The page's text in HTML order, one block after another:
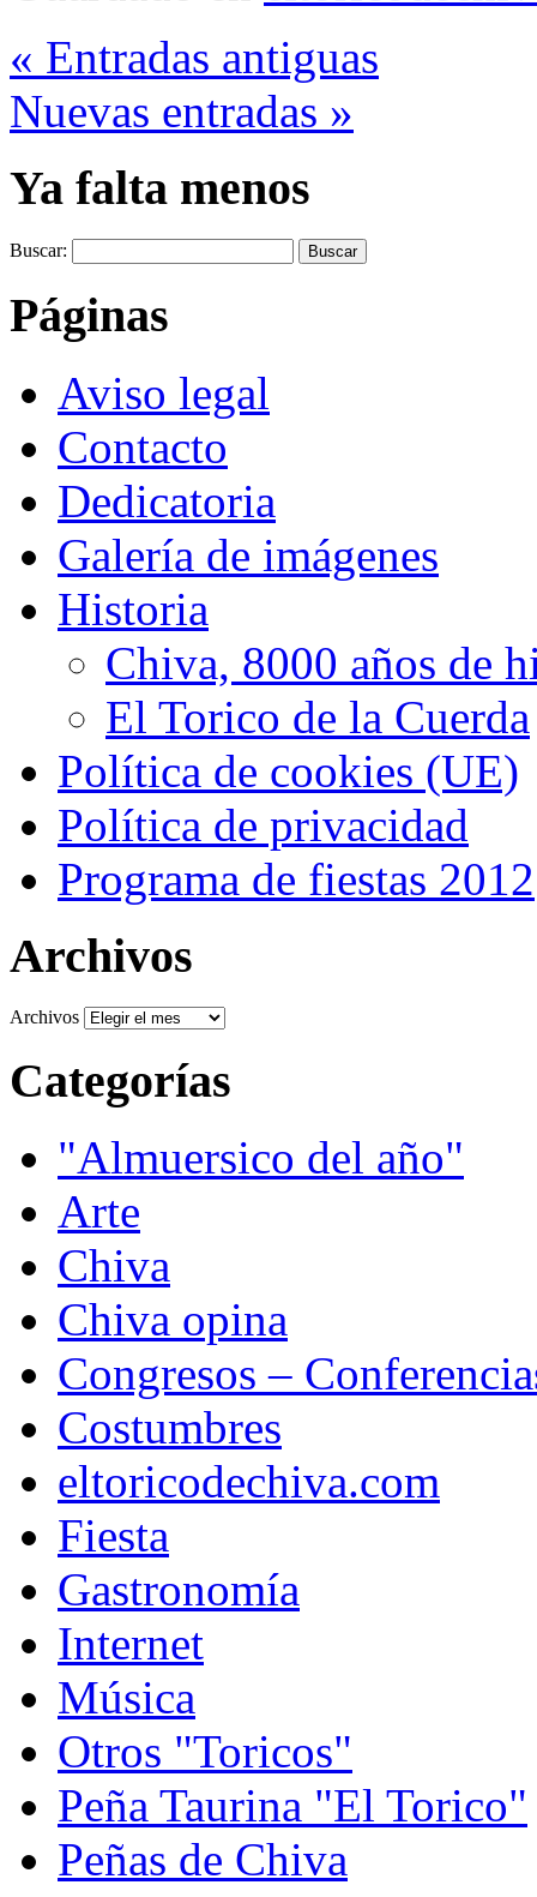
« Entradas antiguas
Nuevas entradas »
Ya falta menos
Buscar:
Páginas
Aviso legal
Contacto
Dedicatoria
Galería de imágenes
Historia
Chiva, 8000 años de
El Torico de la Cuerda
Política de cookies (UE)
Política de privacidad
Programa de fiestas 2012
Archivos
Archivos
Categorías
"Almuersico del año"
Arte
Chiva
Chiva opina
Congresos –
Costumbres
eltoricodechiva.com
Fiesta
Gastronomía
Internet
Música
Otros "Toricos"
Peña Taurina "El Torico"
Peñas de Chiva